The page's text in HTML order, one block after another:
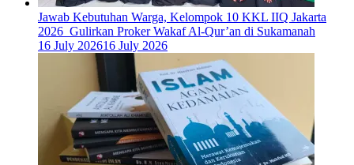
Jawab Kebutuhan Warga, Kelompok 10 KKL IIQ Jakarta
2026 Gulirkan Proker Wakaf Al-Qur’an di Sukamanah
16 July 202616 July 2026